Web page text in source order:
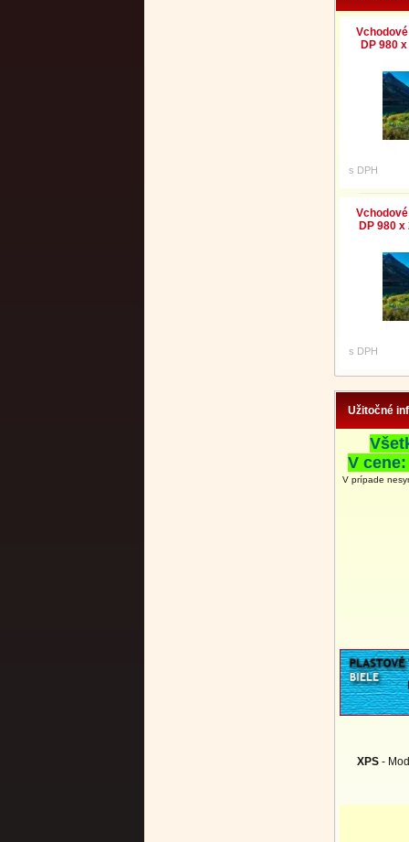
DP 980
s DPH
DP 980 x
s DPH
Užitočné
V
V prípade
XPS -